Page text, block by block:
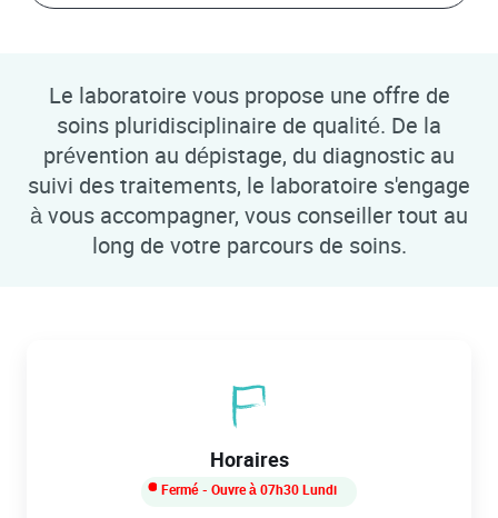
Le laboratoire vous propose une offre de
soins pluridisciplinaire de qualité. De la
prévention au dépistage, du diagnostic au
suivi des traitements, le laboratoire s'engage
à vous accompagner, vous conseiller tout au
long de votre parcours de soins.
Horaires
Fermé- Ouvre à 07h30Lundi